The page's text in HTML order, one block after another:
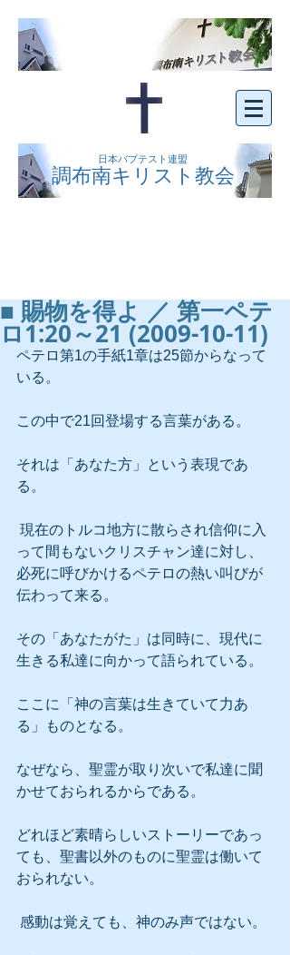
日本バプテスト連盟
調布南キリスト教会
■ 賜物を得よ ／ 第一ペテ
ロ1:20～21 (2009-10-11)
ペテロ第1の手紙1章は25節からなって
いる。
この中で21回登場する言葉がある。
それは「あなた方」という表現であ
る。
って間もないクリスチャン達に対し、
必死に呼びかけるペテロの熱い叫びが
伝わって来る。
その「あなたがた」は同時に、現代に
生きる私達に向かって語られている。
ここに「神の言葉は生きていて力あ
る」ものとなる。
なぜなら、聖霊が取り次いで私達に聞
かせておられるからである。
どれほど素晴らしいストーリーであっ
ても、聖書以外のものに聖霊は働いて
おられない。
感動は覚えても、神のみ声ではない。